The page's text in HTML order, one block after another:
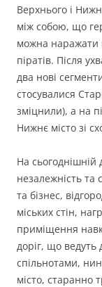
Верхнього і
між собою, що
можна наражати
піратів. Після
два нові
стосувалися
зміцнили), а на
Нижнє місто зі
На
незалежність
та бізнес,
міських стін,
приміщення
доріг, що ведуть
спільнотами,
місто, старанно